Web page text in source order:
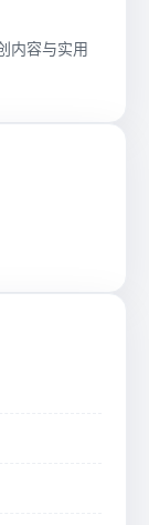
内容与实用